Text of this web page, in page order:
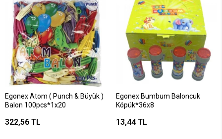
Egonex Atom ( Punch & Büyük )
Balon 100pcs*1x20
322,56 TL
Egonex Bumbum Baloncuk
Köpük*36x8
13,44 TL